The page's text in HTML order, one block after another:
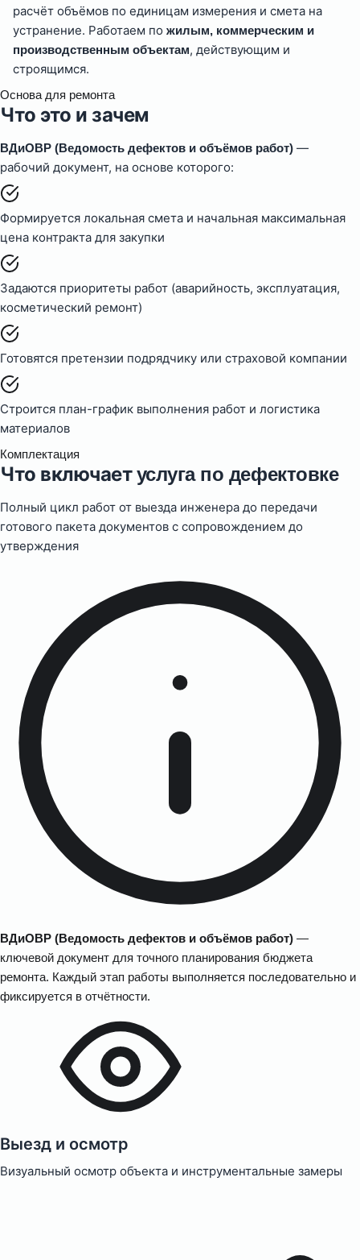
расчёт объёмов по единицам измерения и смета на
устранение. Работаем по жилым, коммерческим и
производственным объектам, действующим и
строящимся.
Основа для ремонта
Что это и зачем
ВДиОВР (Ведомость дефектов и объёмов работ) —
рабочий документ, на основе которого:
Формируется локальная смета и начальная максимальная
цена контракта для закупки
Задаются приоритеты работ (аварийность, эксплуатация,
косметический ремонт)
Готовятся претензии подрядчику или страховой компании
Строится план-график выполнения работ и логистика
материалов
Комплектация
Что включаетуслуга по дефектовке
Полный цикл работ от выезда инженера до передачи
готового пакета документов с сопровождением до
утверждения
ВДиОВР (Ведомость дефектов и объёмов работ) —
ключевой документ для точного планирования бюджета
ремонта. Каждый этап работы выполняется последовательно и
фиксируется в отчётности.
Выезд и осмотр
Визуальный осмотр объекта и инструментальные замеры